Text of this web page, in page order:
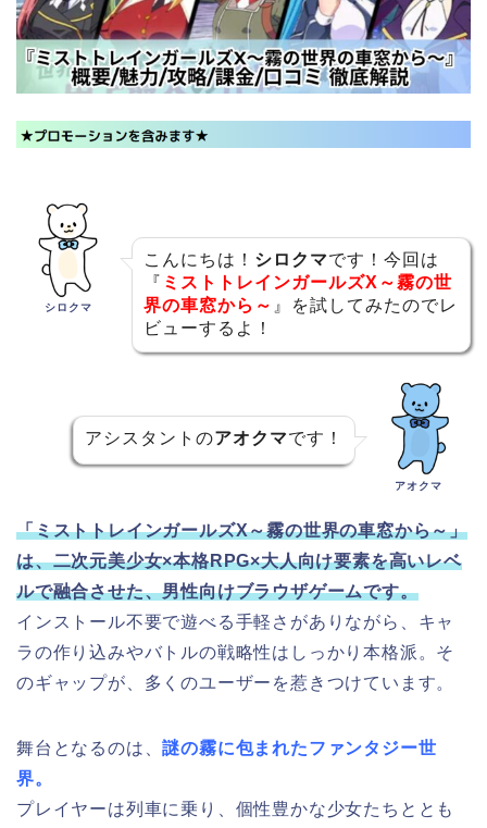
シロクマ
こんにちは！ シロクマです！今回は
『 ミストトレインガールズX～霧の世
界の車窓から～ 』を試してみたのでレ
ビューするよ！
アシスタントのアオクマです！
アオクマ
「ミストトレインガールズX～霧の世界の車窓から～」
は、二次元美少女×本格RPG×大人向け要素を高いレベ
ルで融合させた、男性向けブラウザゲームです。
インストール不要で遊べる手軽さがありながら、キャ
ラの作り込みやバトルの戦略性はしっかり本格派。そ
のギャップが、多くのユーザーを惹きつけています。
舞台となるのは、謎の霧に包まれたファンタジー世
界。
プレイヤーは列車に乗り、個性豊かな少女たちととも